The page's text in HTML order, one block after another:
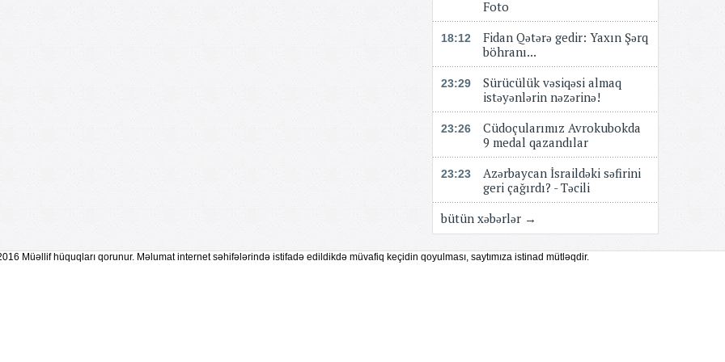
Foto
18:12
Fidan Qətərə gedir: Yaxın Şərq
böhranı...
23:29
Sürücülük vəsiqəsi almaq
istəyənlərin nəzərinə!
23:26
Cüdoçularımız Avrokubokda
9 medal qazandılar
23:23
Azərbaycan İsraildəki səfirini
geri çağırdı? - Təcili
bütün xəbərlər →
Müəllif hüquqları qorunur. Məlumat internet səhifələrində istifadə edildikdə müvafiq keçidin qoyulması, saytımıza istinad mütləqdir.